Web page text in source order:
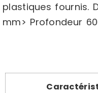
plastiques fournis.
mm> Profondeur